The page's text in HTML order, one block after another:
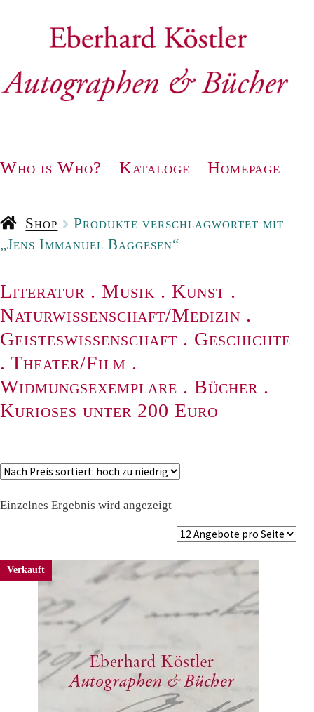
Navigation
Who is Who? Kataloge Homepage
Shop
Produkte verschlagwortet mit
„Jens Immanuel Baggesen“
Literatur . Musik . Kunst .
Naturwissenschaft/Medizin .
Geisteswissenschaft . Geschichte
. Theater/Film .
Widmungsexemplare . Bücher .
Kurioses unter 200 Euro
Einzelnes Ergebnis wird angezeigt
Verkauft